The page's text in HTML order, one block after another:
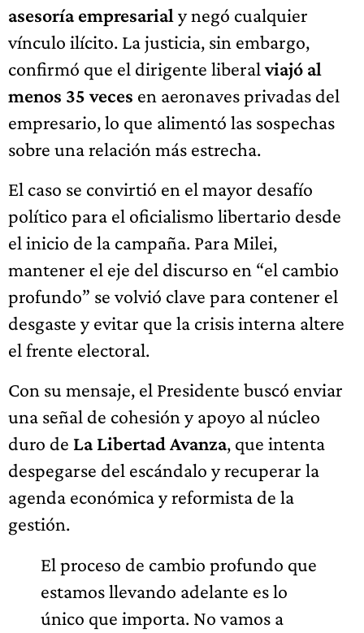
asesoría empresarial y negó cualquier
vínculo ilícito. La justicia, sin embargo,
confirmó que el dirigente liberalviajó al
menos 35 veces en aeronaves privadas del
empresario, lo que alimentó las sospechas
sobre una relación más estrecha.
El caso se convirtió en el mayor desafío
político para el oficialismo libertario desde
el inicio de la campaña. Para Milei,
mantener el eje del discurso en “el cambio
profundo” se volvió clave para contener el
desgaste y evitar que la crisis interna altere
el frente electoral.
Con su mensaje, el Presidente buscó enviar
una señal de cohesión y apoyo al núcleo
duro de La Libertad Avanza, que intenta
despegarse del escándalo y recuperar la
agenda económica y reformista de la
gestión.
El proceso de cambio profundo que
estamos llevando adelante es lo
único que importa. No vamos a